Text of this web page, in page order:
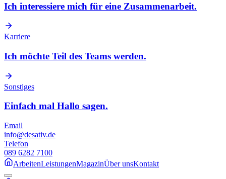
Ich interessiere mich für eine Zusammenarbeit.
Karriere
Ich möchte Teil des Teams werden.
Sonstiges
Einfach mal Hallo sagen.
Email
info@desativ.de
Telefon
089 6282 7100
ArbeitenLeistungenMagazinÜber unsKontakt